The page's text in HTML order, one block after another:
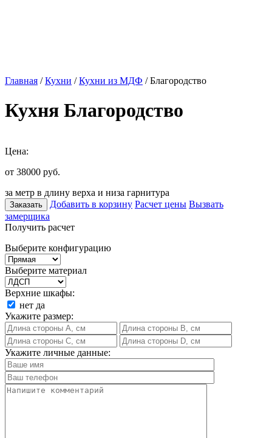
Главная /Кухни /Кухни из МДФ / Благородство
Кухня Благородство
Цена:
от 38000 руб.
за метр в длину верха и низа гарнитура
Заказать Добавить в корзину Расчет цены Вызвать
замерщика
Получить расчет
Выберите конфигурацию
Выберите материал
Верхние шкафы:
нет да
Укажите размер:
Укажите личные данные: